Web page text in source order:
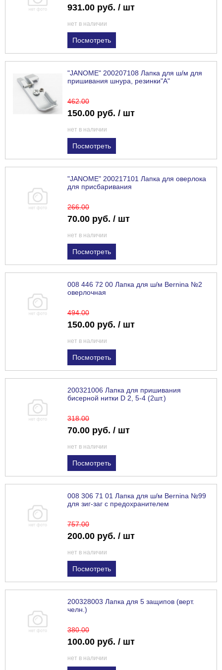
931.00 руб. / шт
нет в наличии
Посмотреть
"JANOME" 200207108 Лапка для ш/м для
пришивания шнура, резинки"А"
462.00
150.00 руб. / шт
нет в наличии
Посмотреть
"JANOME" 200217101 Лапка для оверлока
для присбаривания
266.00
70.00 руб. / шт
нет в наличии
Посмотреть
008 446 72 00 Лапка для ш/м Bernina №2
оверлочная
494.00
150.00 руб. / шт
нет в наличии
Посмотреть
200321006 Лапка для пришивания
бисерной нитки D 2, 5-4 (2шт.)
318.00
70.00 руб. / шт
нет в наличии
Посмотреть
008 306 71 01 Лапка для ш/м Bernina №99
для зиг-заг с предохранителем
757.00
200.00 руб. / шт
нет в наличии
Посмотреть
200328003 Лапка для 5 защипов (верт.
челн.)
380.00
100.00 руб. / шт
нет в наличии